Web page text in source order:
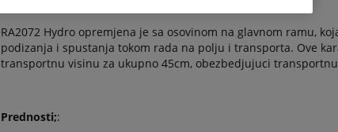
RA2072 Hydro opremjena je sa osovinom na glavnom ramu,
podizanja i spustanja tokom rada na polju i transporta. Ove
transportnu visinu za ukupno 45cm, obezbedjujuci
Prednosti;: